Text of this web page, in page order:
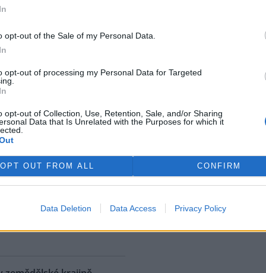
opt-out of the Sale of my Personal Data.
opt-out of processing my Personal Data for Targeted
opt-out of Collection, Use, Retention, Sale, and/or Sharing
Data that Is Unrelated with the Purposes for which it
OPT OUT FROM ALL CONFIRM
Data Deletion Data Access Privacy Policy
přírodní rezervaci v
v jejíž blízkosti se rozšířila
níž panuje podezření, že
na sdělení
nevládní organizace
řeky minimální průtoky
)
srážek je téměř ve
jihočeských řekách historicky
v rovinatých oblastech,